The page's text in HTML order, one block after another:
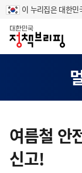
이 누리집은 대한
홈
텐
츠
영
여름철 안
신고!